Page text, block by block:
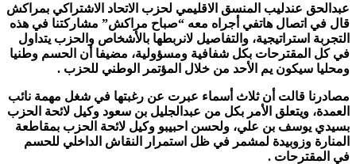
عبدالحق عندليب المنسق الاقليمي لحزب الاتحاد الاشتراكي بمراكش
قال في اتصال هاتفي أجراه معه “صباح مراكش” مشاركتنا في هذه
التجربة استراتيجية، والتفاصيل لانربطها بالأشخاص والحزب يتداول
في كل المقترحات بكل شفافية ومسؤولية، مضيفا أن الحسم وطنيا
ومحليا سيكون يم الأحد من خلال المؤتمر الوطني للحزب .
مصادرنا قالت أن ثلاث أسماء عبرت عن رغبتها في شغل مهمة نائب
العمدة، ويتعلق الأمر بكل من عبدالجليل بن سعود وكيل لائحة الحزب
بسيدي يوسف بن علي، ولحسن احبيبو وكيل لائحة الحزب بمقاطعة
المنارة وزوبيدة لمشمر في ظل استمرار النقاش الداخلي للحسم
في المقترحات .